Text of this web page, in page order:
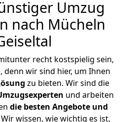
Umzug
nach Mücheln
recht kostspielig sein,
denn wir sind hier, um Ihnen
zu bieten. Wir sind die
und arbeiten
die besten Angebote und
wissen, wie wichtig es ist,